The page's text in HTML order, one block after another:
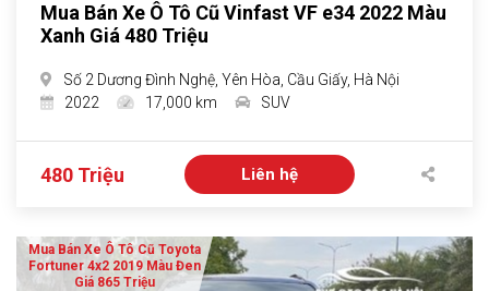
Mua Bán Xe Ô Tô Cũ Vinfast VF e34 2022 Màu
Xanh Giá 480 Triệu
Số 2 Dương Đình Nghệ, Yên Hòa, Cầu Giấy, Hà Nội
2022
17,000 km SUV
480 Triệu Liên hệ
Mua Bán Xe Ô Tô Cũ Toyota
Fortuner 4x2 2019 Màu Đen
Giá 865 Triệu